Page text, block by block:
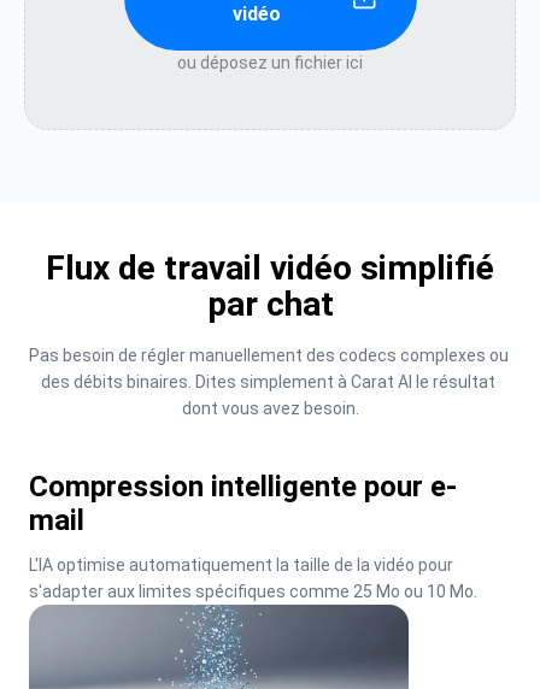
vidéo
ou déposez un fichier ici
Flux de travail vidéo simplifié
par chat
Pas besoin de régler manuellement des codecs complexes ou
des débits binaires. Dites simplement à Carat AI le résultat
dont vous avez besoin.
Compression intelligente pour e-
mail
L'IA optimise automatiquement la taille de la vidéo pour
s'adapter aux limites spécifiques comme 25 Mo ou 10 Mo.